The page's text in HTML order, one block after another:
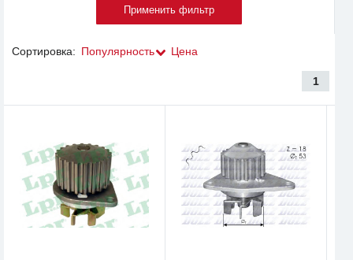
Сортировка: Популярность Цена
1